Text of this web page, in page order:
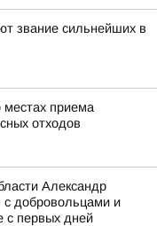
звание сильнейших в
местах приема
отходов
Александр
с добровольцами и
с первых дней